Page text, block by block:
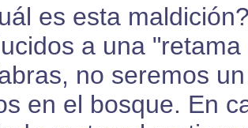
es esta
a una
no seremos
en el bosque. En